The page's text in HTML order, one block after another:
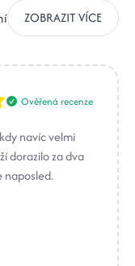
ZOBRAZIT VÍCE
Ověřená recenze
navíc velmi
dorazilo za dva
naposled.